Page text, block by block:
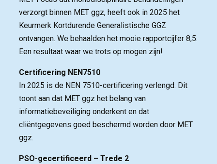
verzorgt binnen MET ggz, heeft ook in 2025 het
Keurmerk Kortdurende Generalistische GGZ
ontvangen. We behaalden het mooie rapportcijfer 8,5.
Een resultaat waar we trots op mogen zijn!
Certificering NEN7510
In 2025 is de NEN 7510-certificering verlengd. Dit
toont aan dat MET ggz het belang van
informatiebeveiliging onderkent en dat
cliëntgegevens goed beschermd worden door MET
ggz.
PSO-gecertificeerd – Trede 2